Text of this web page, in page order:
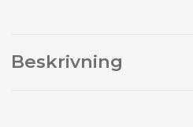
Beskrivning